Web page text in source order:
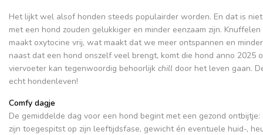
Het lijkt wel alsof honden steeds populairder worden. En dat is
met een hond zouden gelukkiger en minder eenzaam zijn.
maakt oxytocine vrij, wat maakt dat we meer ontspannen en
naast dat een hond onszelf veel brengt, komt die hond anno 2025
viervoeter kan tegenwoordig behoorlijk chill door het leven gaan.
echt hondenleven!
Comfy dagje
De gemiddelde dag voor een hond begint met een gezond
zijn toegespitst op zijn leeftijdsfase, gewicht én eventuele huid-,